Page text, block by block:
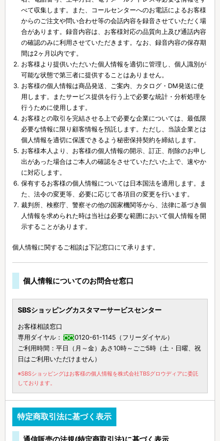
べて収集します。また、コールセンターへのお電話によるお客様
からのご注文や問い合わせ等の会話内容を録音させていただく場
合があります。録音内容は、お客様対応の品質向上及び通話内容
の確認のみに利用させていただきます。なお、録音内容の保存期
間は2ヶ月以内です。
お客様より提供いただいた個人情報を適切に管理し、個人識別が
可能な状態で第三者に提供することはありません。
お客様の個人情報は商品発送、ご案内、カタログ・DM発送に使
用します。またサービス提供を行う上で必要な統計・分析処理を
行うために使用します。
お客様との取引を完結させる上で必要な企業については、最低限
必要な情報に限り顧客情報を預託します。ただし、当該企業とは
個人情報を適切に保護できるよう秘密保持契約を締結します。
お客様本人より、お客様の個人情報の開示、訂正、削除のお申し
出があった場合はご本人の確認をさせていただいた上で、速やか
に対応します。
保有するお客様の個人情報については日本国法を適用します。ま
た、法令の変更等、必要に応じて各項目の変更を行います。
裁判所、検察庁、警察その他の国家機関等から、法律に基づき個
人情報を求められた時は当社は必要な範囲において個人情報を開
示することがあります。
個人情報に関するご相談は下記窓口にて承ります。
個人情報についてのお問合せ窓口
SBSショッピングカスタマーサービスセンター
お客様相談窓口
専用ダイヤル：
0120-61-1145（フリーダイヤル）
ご利用時間：平日（月～金）あさ10時～ごご5時（土・日曜、祝
日はご利用いただけません）
※SBSショッピングはお客様の個人情報を株式会社TBSグロウディアに委託
しております。
特定商取引法に基づく表示